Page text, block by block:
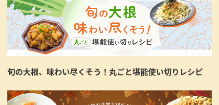
旬の大根、味わい尽くそう！丸ごと堪能使い切りレシピ